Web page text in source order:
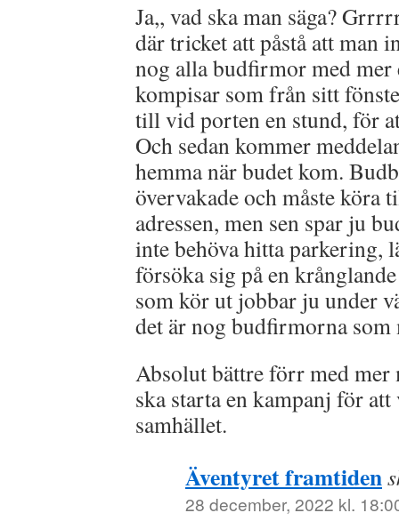
Ja,, vad ska man säga?
där tricket att påstå att man
nog alla budfirmor med mer
kompisar som från sitt
till vid porten en stund, för
Och sedan kommer
hemma när budet kom.
övervakade och måste köra
adressen, men sen spar ju
inte behöva hitta parkering,
försöka sig på en
som kör ut jobbar ju under
det är nog budfirmorna som
Absolut bättre förr med mer
ska starta en kampanj för
samhället.
Äventyret framtiden
28 december, 2022 kl.